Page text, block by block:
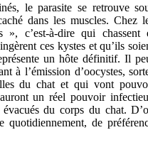
le parasite se retrouve
dans les muscles. Chez
», c’est-à-dire qui chassent
ces kystes et qu’ils
un hôte définitif. Il
à l’émission d’oocystes,
du chat et qui vont
un réel pouvoir
du corps du chat.
quotidiennement, de